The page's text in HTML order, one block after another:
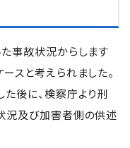
事故状況からします
スと考えられました。
後に、検察庁より刑
況及び加害者側の供述